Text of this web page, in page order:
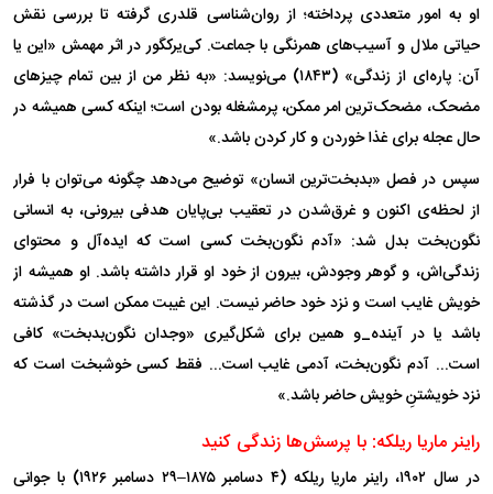
او به امور متعددی پرداخته؛ از روان‌شناسی قلدری گرفته تا بررسی نقش
حیاتی ملال و آسیب‌های همرنگی با جماعت. کی‌یرکگور در اثر مهمش «این یا
آن: پاره‌ای از زندگی» (۱۸۴۳) می‌نویسد: «به نظر من از بین تمام چیز‌های
مضحک، مضحک‌ترین امر ممکن، پرمشغله بودن است؛ اینکه کسی همیشه در
حال عجله برای غذا خوردن و کار کردن باشد.»
سپس در فصل «بدبخت‌ترین انسان» توضیح می‌دهد چگونه می‌توان با فرار
از لحظه‌ی اکنون و غرق‌شدن در تعقیب بی‌پایان هدفی بیرونی، به انسانی
نگون‌بخت بدل شد: «آدم نگون‌بخت کسی است که ایده‌آل و محتوای
زندگی‌اش، و گوهر وجودش، بیرون از خود او قرار داشته باشد. او همیشه از
خویش غایب است و نزد خود حاضر نیست. این غیبت ممکن است در گذشته
باشد یا در آینده_و همین برای شکل‌گیری «وجدان نگون‌بدبخت» کافی
است... آدم نگون‌بخت، آدمی غایب است... فقط کسی خوشبخت است که
نزد خویشتنِ خویش حاضر باشد.»
راینر ماریا ریلکه: با پرسش‌ها زندگی کنید
در سال ۱۹۰۲، راینر ماریا ریلکه (۴ دسامبر ۱۸۷۵–۲۹ دسامبر ۱۹۲۶) با جوانی